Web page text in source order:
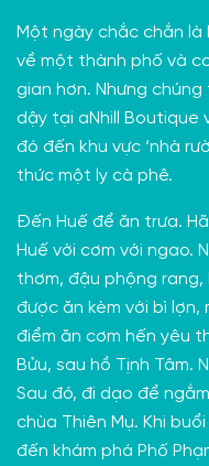
Một ngày chắc chắn
về một thành phố và
gian hơn. Nhưng
dậy tại aNhill Boutique
đó đến khu vực ‘nhà
thức một ly cà phê.
Đến Huế để ăn trưa.
Huế với cơm với ngao.
thơm, đậu phộng
được ăn kèm với bì
điểm ăn cơm hến yêu
Bửu, sau hồ Tịnh Tâm.
Sau đó, đi dạo để
chùa Thiên Mụ. Khi
đến khám phá Phố